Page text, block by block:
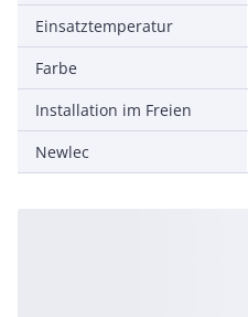
Einsatztemperatur
Farbe
Installation im Freien
Newlec